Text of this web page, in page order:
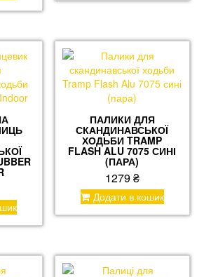
ПАЛИКИ ДЛЯ
СКАНДИНАВСЬКОЇ
ХОДЬБИ TRAMP
FLASH ALU 7075 СИНІ
(ПАРА)
1279₴
Додати в кошик